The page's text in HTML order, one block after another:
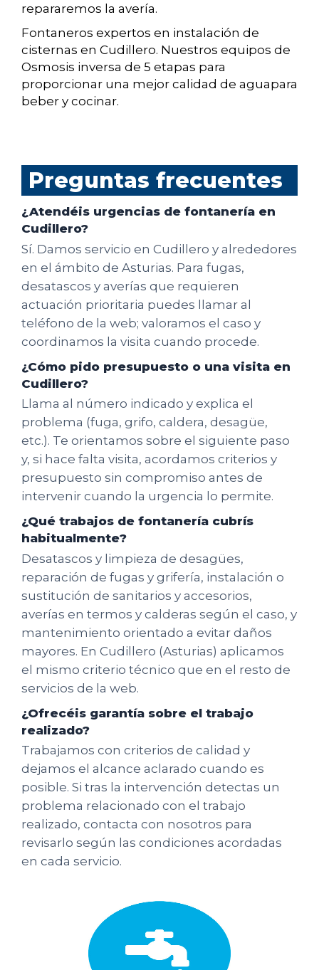
repararemos la avería.
Fontaneros expertos en instalación de
cisternas en Cudillero. Nuestros equipos de
Osmosis inversa de 5 etapas para
proporcionar una mejor calidad de aguapara
beber y cocinar.
Preguntas frecuentes
¿Atendéis urgencias de fontanería en
Cudillero?
Sí. Damos servicio en Cudillero y alrededores
en el ámbito de Asturias. Para fugas,
desatascos y averías que requieren
actuación prioritaria puedes llamar al
teléfono de la web; valoramos el caso y
coordinamos la visita cuando procede.
¿Cómo pido presupuesto o una visita en
Cudillero?
Llama al número indicado y explica el
problema (fuga, grifo, caldera, desagüe,
etc.). Te orientamos sobre el siguiente paso
y, si hace falta visita, acordamos criterios y
presupuesto sin compromiso antes de
intervenir cuando la urgencia lo permite.
¿Qué trabajos de fontanería cubrís
habitualmente?
Desatascos y limpieza de desagües,
reparación de fugas y grifería, instalación o
sustitución de sanitarios y accesorios,
averías en termos y calderas según el caso, y
mantenimiento orientado a evitar daños
mayores. En Cudillero (Asturias) aplicamos
el mismo criterio técnico que en el resto de
servicios de la web.
¿Ofrecéis garantía sobre el trabajo
realizado?
Trabajamos con criterios de calidad y
dejamos el alcance aclarado cuando es
posible. Si tras la intervención detectas un
problema relacionado con el trabajo
realizado, contacta con nosotros para
revisarlo según las condiciones acordadas
en cada servicio.